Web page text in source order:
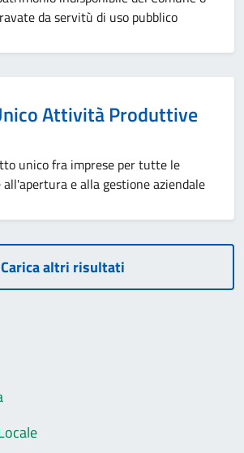
da servitù di uso pubblico
Attività Produttive
unico fra imprese per tutte le
e alla gestione aziendale
Carica altri risultati